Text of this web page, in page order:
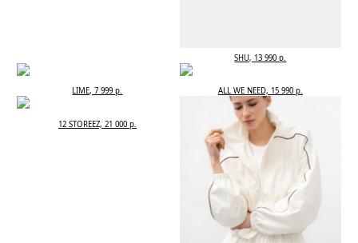
SHU, 13 990 р.
LIME, 7 999 р. ALL WE NEED, 15 990 р.
12 STOREEZ, 21 000 р.